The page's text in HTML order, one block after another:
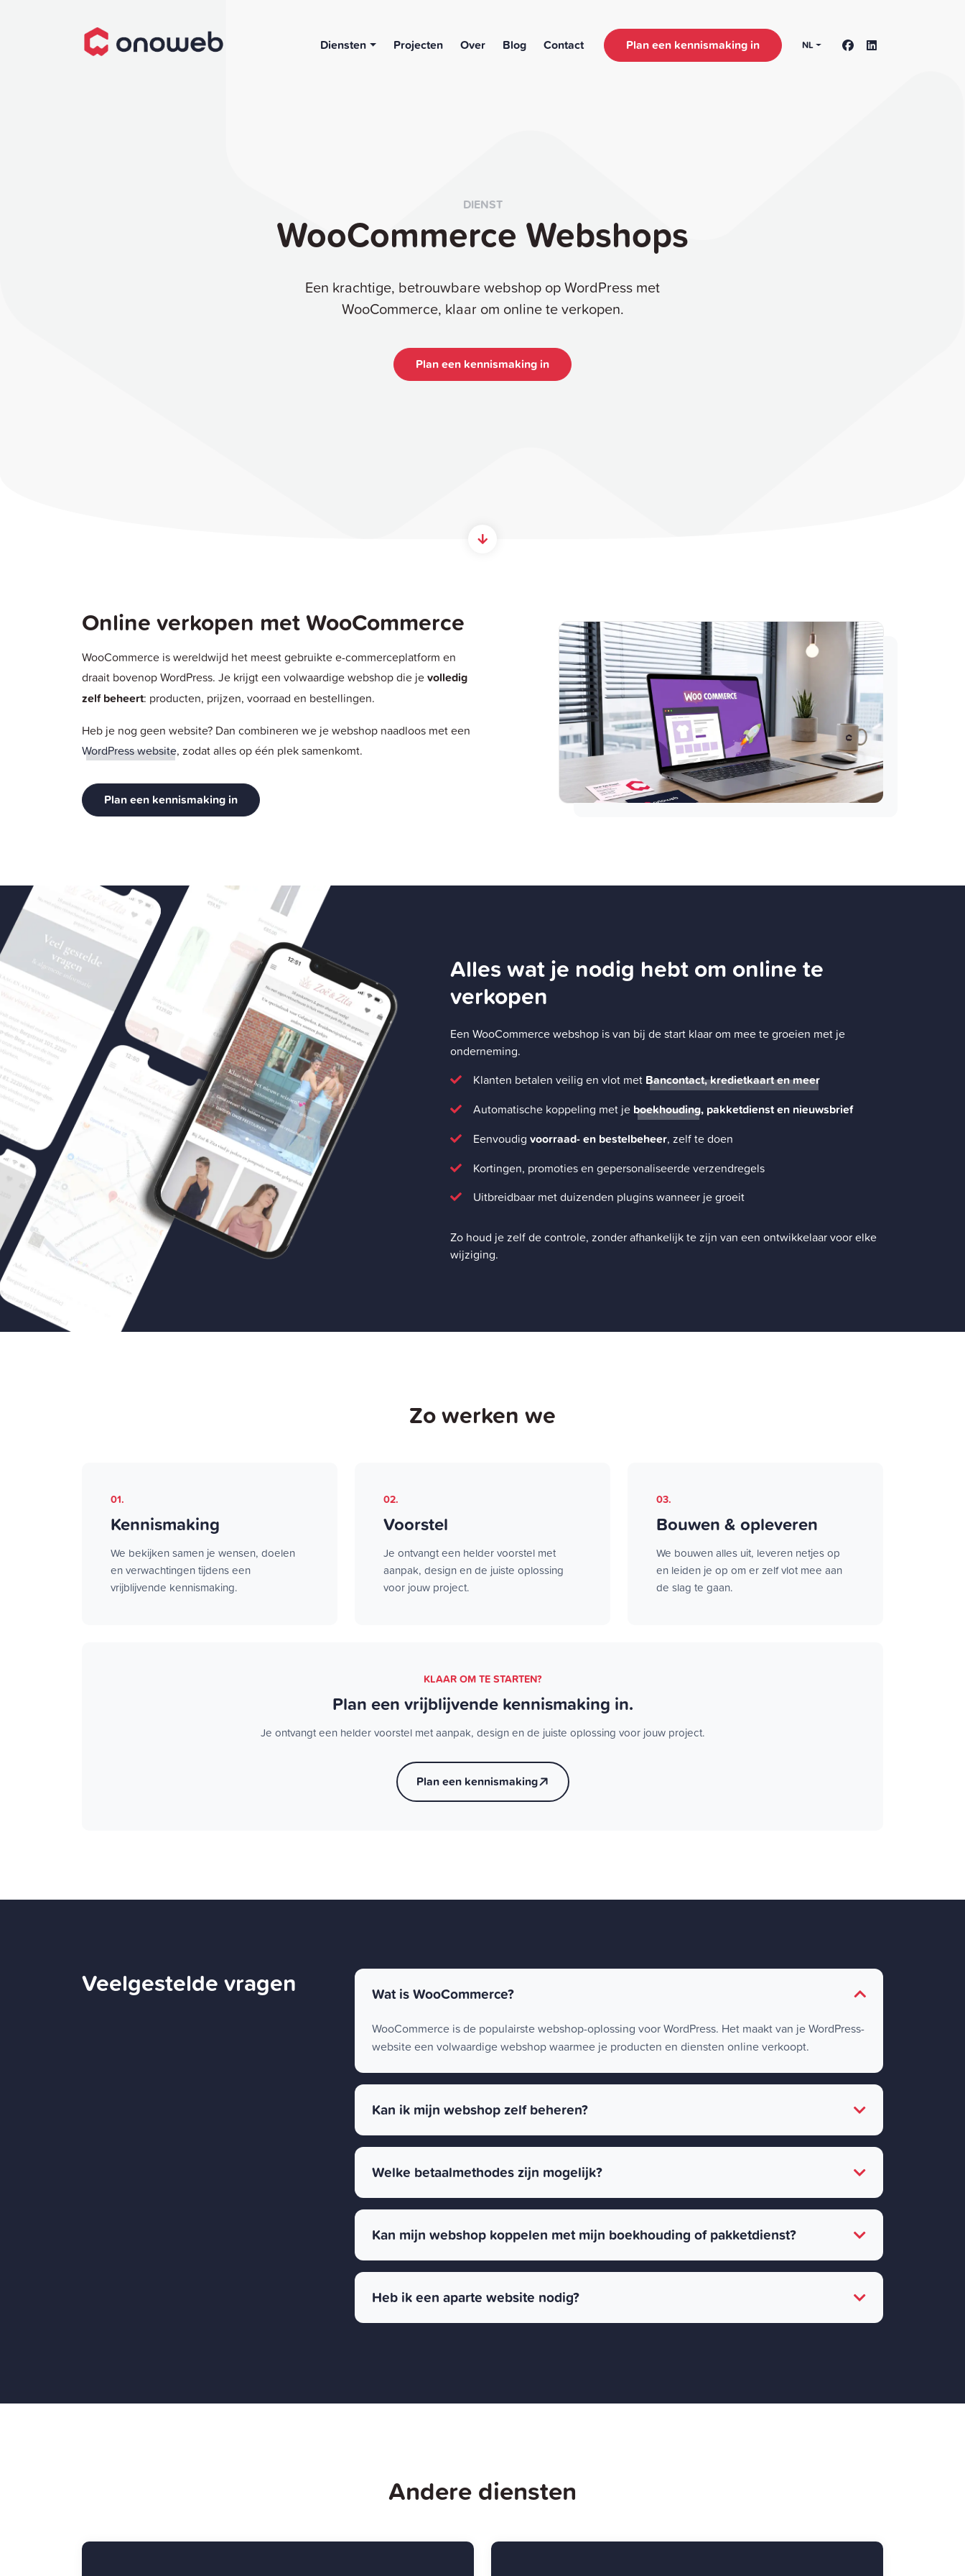
Diensten Projecten Over Blog Contact Plan een kennismaking in NL
DIENST
WooCommerce Webshops
Een krachtige, betrouwbare webshop op WordPress met
WooCommerce, klaar om online te verkopen.
Plan een kennismaking in
Online verkopen met WooCommerce
WooCommerce is wereldwijd het meest gebruikte e-commerceplatform en
draait bovenop WordPress. Je krijgt een volwaardige webshop die jevolledig
zelf beheert: producten, prijzen, voorraad en bestellingen.
Heb je nog geen website? Dan combineren we je webshop naadloos met een
WordPress website, zodat alles op één plek samenkomt.
Plan een kennismaking in
Alles wat je nodig hebt om online te
verkopen
Een WooCommerce webshop is van bij de start klaar om mee te groeien met je
onderneming.
Klanten betalen veilig en vlot met Bancontact, kredietkaart en meer
Automatische koppeling met je boekhouding, pakketdienst en nieuwsbrief
Eenvoudig voorraad- en bestelbeheer, zelf te doen
Kortingen, promoties en gepersonaliseerde verzendregels
Uitbreidbaar met duizenden plugins wanneer je groeit
Zo houd je zelf de controle, zonder afhankelijk te zijn van een ontwikkelaar voor elke
wijziging.
Zo werken we
01.
Kennismaking
We bekijken samen je wensen, doelen
en verwachtingen tijdens een
vrijblijvende kennismaking.
02.
Voorstel
Je ontvangt een helder voorstel met
aanpak, design en de juiste oplossing
voor jouw project.
03.
Bouwen & opleveren
We bouwen alles uit, leveren netjes op
en leiden je op om er zelf vlot mee aan
de slag te gaan.
KLAAR OM TE STARTEN?
Plan een vrijblijvende kennismaking in.
Je ontvangt een helder voorstel met aanpak, design en de juiste oplossing voor jouw project.
Plan een kennismaking
Veelgestelde vragen Wat is WooCommerce?
WooCommerce is de populairste webshop-oplossing voor WordPress. Het maakt van je WordPress-
website een volwaardige webshop waarmee je producten en diensten online verkoopt.
Kan ik mijn webshop zelf beheren?
Welke betaalmethodes zijn mogelijk?
Kan mijn webshop koppelen met mijn boekhouding of pakketdienst?
Heb ik een aparte website nodig?
Andere diensten